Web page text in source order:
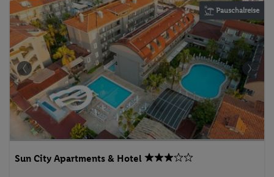
Pauschalreise
Sun City Apartments & Hotel